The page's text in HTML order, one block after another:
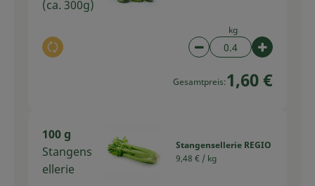
(ca. 300g)
Auswahl ändern
kg
Artikelanzahl
Gesamtpreis:1,60 €
100 g
Stangens
ellerie
Stangensellerie REGIO
9,48 € / kg